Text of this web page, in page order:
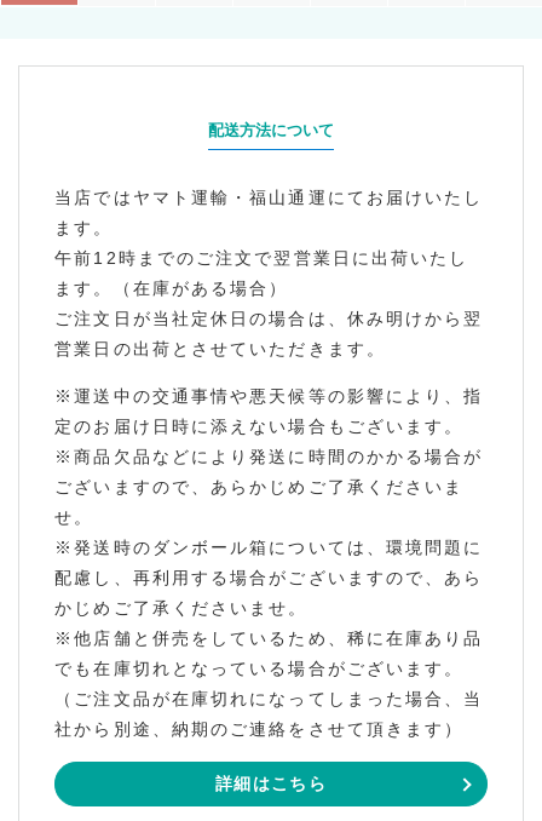
配送方法について
当店ではヤマト運輸・福山通運にてお届けいたし
ます。
午前12時までのご注文で翌営業日に出荷いたし
ます。（在庫がある場合）
ご注文日が当社定休日の場合は、休み明けから翌
営業日の出荷とさせていただきます。
※運送中の交通事情や悪天候等の影響により、指
定のお届け日時に添えない場合もございます。
※商品欠品などにより発送に時間のかかる場合が
ございますので、あらかじめご了承くださいま
せ。
※発送時のダンボール箱については、環境問題に
配慮し、再利用する場合がございますので、あら
かじめご了承くださいませ。
※他店舗と併売をしているため、稀に在庫あり品
でも在庫切れとなっている場合がございます。
（ご注文品が在庫切れになってしまった場合、当
社から別途、納期のご連絡をさせて頂きます）
詳細はこちら